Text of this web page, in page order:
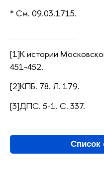
* См. 09.03.1715.
[1]К истории
451-452.
[2]КПБ. 78. Л. 179.
[3]ДПС. 5-1. С. 337.
Список